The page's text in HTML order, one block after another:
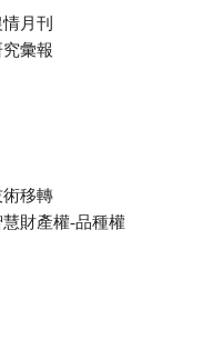
情月刊
究彙報
術移轉
慧財產權-品種權